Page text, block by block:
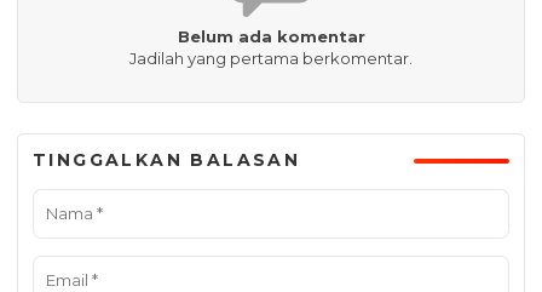
Belum ada komentar
Jadilah yang pertama berkomentar.
TINGGALKAN BALASAN